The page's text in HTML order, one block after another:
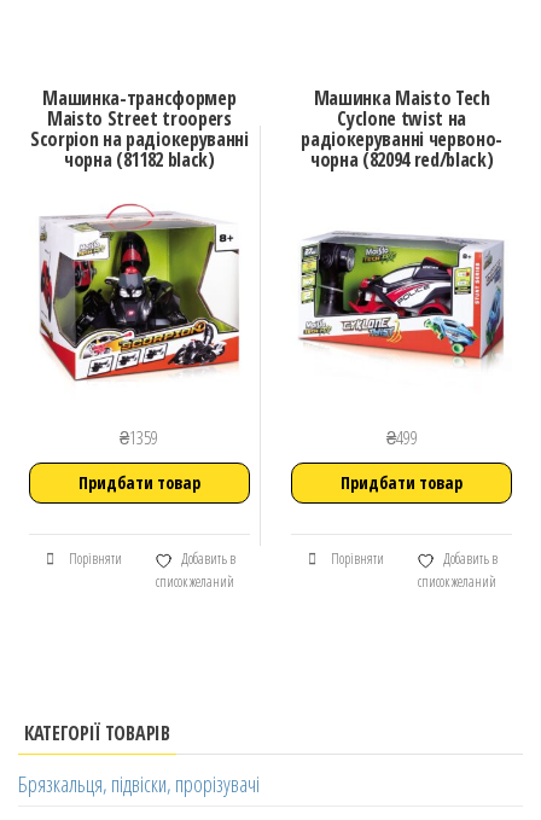
Машинка-трансформер
Maisto Street troopers
Scorpion на радіокеруванні
чорна (81182 black)
₴1359
Придбати товар
Порівняти
Добавить в
список желаний
Машинка Maisto Tech
Cyclone twist на
радіокеруванні червоно-
чорна (82094 red/black)
₴499
Придбати товар
Порівняти
Добавить в
список желаний
КАТЕГОРІЇ ТОВАРІВ
Брязкальця, підвіски, прорізувачі